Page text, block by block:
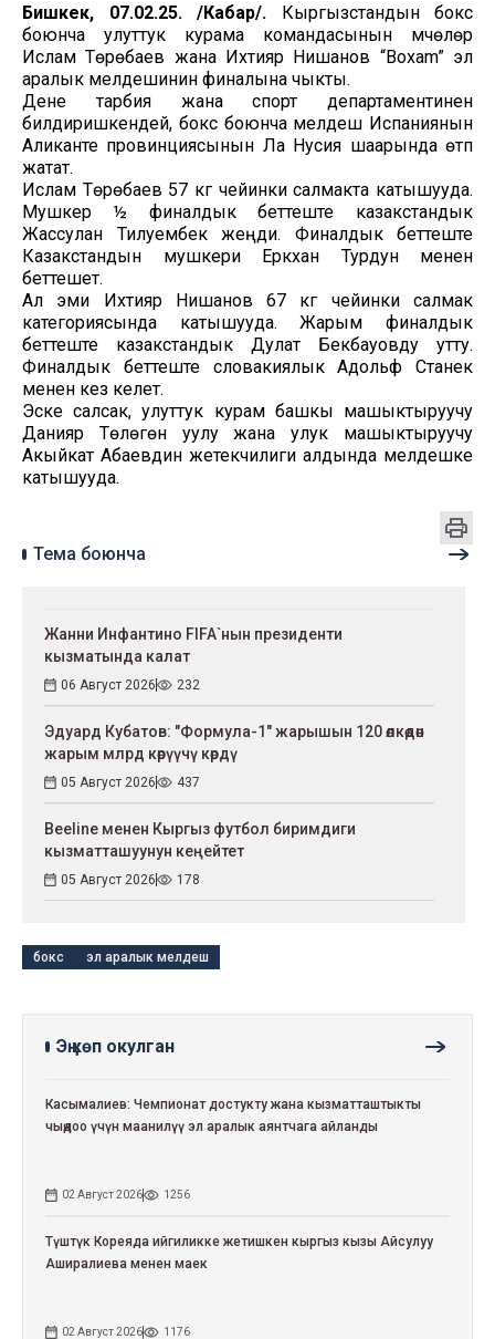
Бишкек, 07.02.25. /Кабар/. Кыргызстандын бокс
боюнча улуттук курама командасынын мүчөлөрү
Ислам Төрөбаев жана Ихтияр Нишанов “Boxam” эл
аралык мелдешинин финалына чыкты.
Дене тарбия жана спорт департаментинен
билдиришкендей, бокс боюнча мелдеш Испаниянын
Аликанте провинциясынын Ла Нусия шаарында өтүп
жатат.
Ислам Төрөбаев 57 кг чейинки салмакта катышууда.
Мушкер ½ финалдык беттеште казакстандык
Жассулан Тилуембек жеңди. Финалдык беттеште
Казакстандын мушкери Еркхан Турдун менен
беттешет.
Ал эми Ихтияр Нишанов 67 кг чейинки салмак
категориясында катышууда. Жарым финалдык
беттеште казакстандык Дулат Бекбауовду утту.
Финалдык беттеште словакиялык Адольф Станек
менен кез келет.
Эске салсак, улуттук курам башкы машыктыруучу
Данияр Төлөгөн уулу жана улук машыктыруучу
Акыйкат Абаевдин жетекчилиги алдында мелдешке
катышууда.
Тема боюнча
Жанни Инфантино FIFA`нын президенти
кызматында калат
06 Август 2026 232
Эдуард Кубатов: "Формула-1" жарышын 120 өлкөдөн
жарым млрд көрүүчү көрдү
05 Август 2026 437
Beeline менен Кыргыз футбол биримдиги
кызматташуунун кеңейтет
05 Август 2026 178
бокс эл аралык мелдеш
Эң көп окулган
Касымалиев: Чемпионат достукту жана кызматташтыкты
чыңдоо үчүн маанилүү эл аралык аянтчага айланды
02 Август 2026 1256
Түштүк Кореяда ийгиликке жетишкен кыргыз кызы Айсулуу
Аширалиева менен маек
02 Август 2026 1176